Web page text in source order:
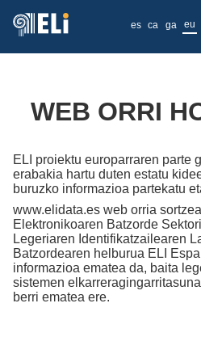
es ca ga eu
WEB ORRI
ELI proiektu europarraren parte
erabakia hartu duten estatu
buruzko informazioa partekatu
www.elidata.es web orria
Elektronikoaren Batzorde
Legeriaren Identifikatzailearen
Batzordearen helburua ELI
informazioa ematea da, baita
sistemen
berri ematea ere.